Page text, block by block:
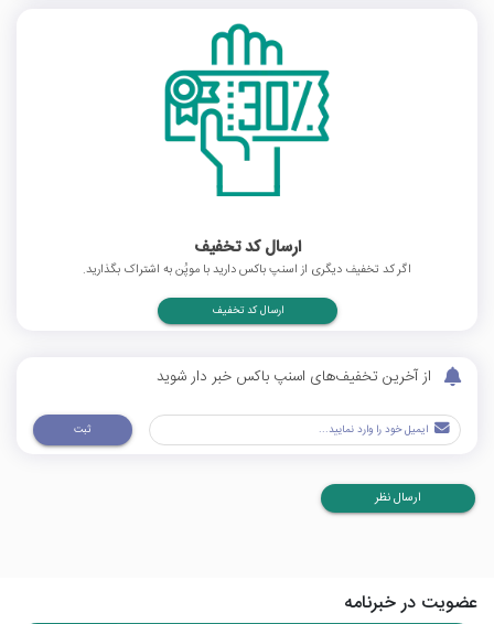
ارسال کد تخفیف
اگر کد تخفیف دیگری از اسنپ باکس دارید با موپُن به اشتراک بگذارید.
ارسال کد تخفیف
از آخرین تخفیف‌های اسنپ باکس خبر دار شوید
ثبت
ارسال نظر
عضویت در خبرنامه